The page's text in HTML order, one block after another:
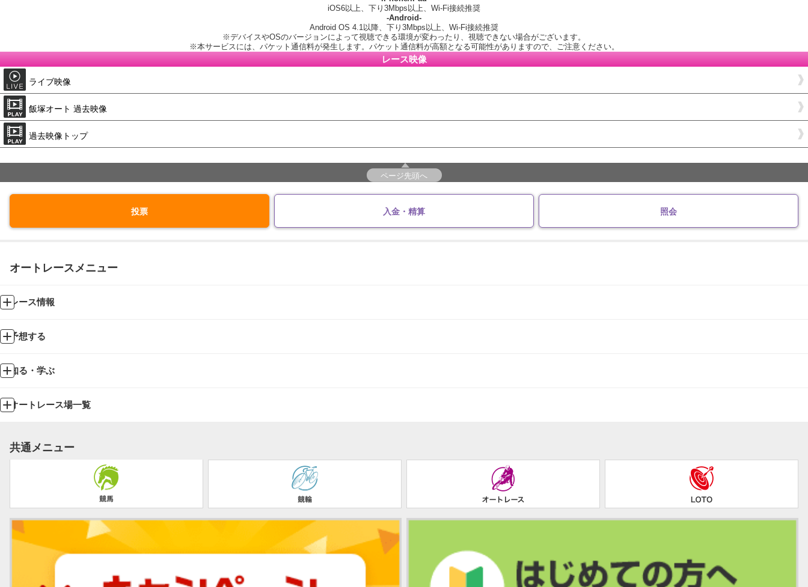
iOS6以上、下り3Mbps以上、Wi-Fi接続推奨
-Android-
Android OS 4.1以降、下り3Mbps以上、Wi-Fi接続推奨
※デバイスやOSのバージョンによって視聴できる環境が変わったり、視聴できない場合がございます。
※本サービスには、パケット通信料が発生します。パケット通信料が高額となる可能性がありますので、ご注意ください。
レース映像
ライブ映像
飯塚オート 過去映像
過去映像トップ
ページ先頭へ
投票 入金・精算 照会
オートレースメニュー
レース情報
予想する
知る・学ぶ
オートレース場一覧
共通メニュー